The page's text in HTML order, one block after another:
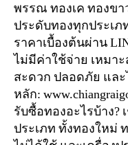
พรรณ ทองเค ทองขา
ประดับทองทุกประเ
ราคาเบื้องต้นผ่าน
ไม่มีค่าใช้จ่าย เหมา
สะดวก ปลอดภัย แล
หลัก:
รับซื้อทองอะไรบ้าง?
ประเภท ทั้งทองใหม่